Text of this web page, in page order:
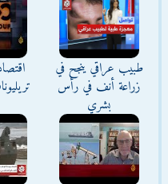
طبيب عراقي ينجح في
زراعة أنف في رأس
بشري